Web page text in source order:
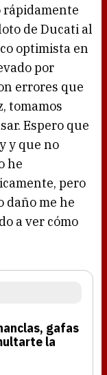
rápidamente
de Ducati al
optimista en
por
errores que
tomamos
Espero que
y que no
he
pero
daño me he
a ver cómo
gafas
la